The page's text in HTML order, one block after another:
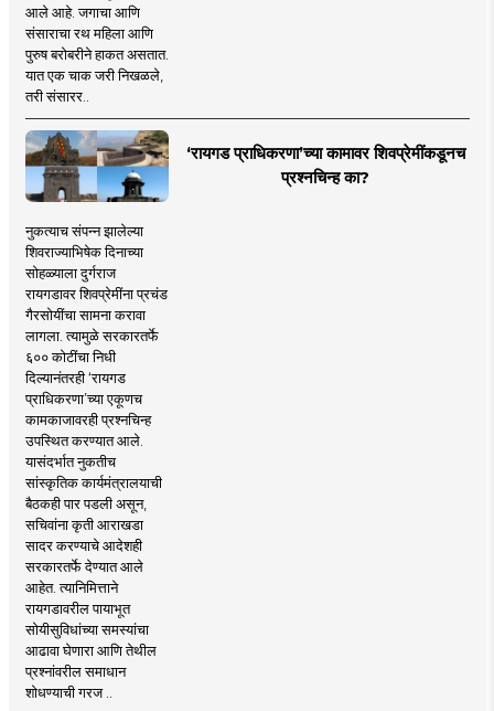
आले आहे. जगाचा आणि
संसाराचा रथ महिला आणि
पुरुष बरोबरीने हाकत असतात.
यात एक चाक जरी निखळले,
तरी संसारर..
‘रायगड प्राधिकरणा’च्या कामावर शिवप्रेमींकडूनच
प्रश्नचिन्ह का?
नुकत्याच संपन्न झालेल्या
शिवराज्याभिषेक दिनाच्या
सोहळ्याला दुर्गराज
रायगडावर शिवप्रेमींना प्रचंड
गैरसोयींचा सामना करावा
लागला. त्यामुळे सरकारतर्फे
६०० कोटींचा निधी
दिल्यानंतरही ‘रायगड
प्राधिकरणा’च्या एकूणच
कामकाजावरही प्रश्नचिन्ह
उपस्थित करण्यात आले.
यासंदर्भात नुकतीच
सांस्कृतिक कार्यमंत्रालयाची
बैठकही पार पडली असून,
सचिवांना कृती आराखडा
सादर करण्याचे आदेशही
सरकारतर्फे देण्यात आले
आहेत. त्यानिमित्ताने
रायगडावरील पायाभूत
सोयीसुविधांच्या समस्यांचा
आढावा घेणारा आणि तेथील
प्रश्नांवरील समाधान
शोधण्याची गरज ..